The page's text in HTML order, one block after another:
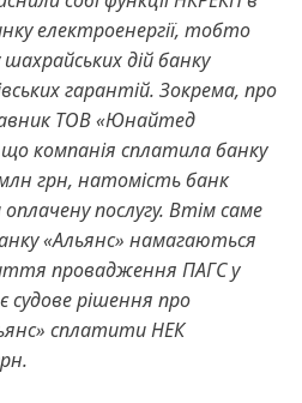
електроенергії, тобто
дій банку
гарантій. Зокрема, про
ТОВ «Юнайтед
компанія сплатила банку
грн, натомість банк
послугу. Втім саме
«Альянс» намагаються
провадження ПАГС у
судове рішення про
сплатити НЕК